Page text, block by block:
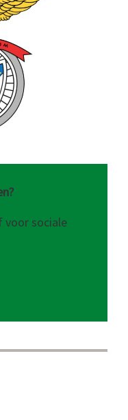
voor sociale